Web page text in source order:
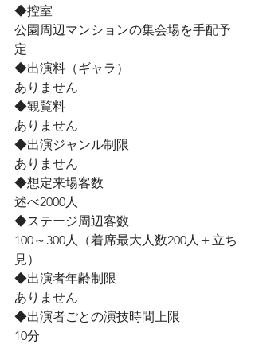
◆控室
公園周辺マンションの集会場を手配予
定
◆出演料（ギャラ）
ありません
◆観覧料
ありません
◆出演ジャンル制限
ありません
◆想定来場客数
述べ2000人
◆ステージ周辺客数
100～300人（着席最大人数200人＋立ち
見）
◆出演者年齢制限
ありません
◆出演者ごとの演技時間上限
10分